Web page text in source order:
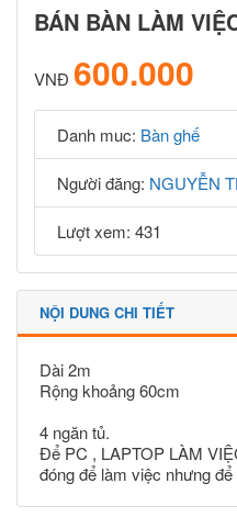
BÁN BÀN LÀM
VNĐ 600.000
Danh muc: Bàn ghế
Người đăng: NGUYỄN
Lượt xem: 431
NỘI DUNG CHI TIẾT
Dài 2m
Rộng khoảng 60cm
4 ngăn tủ.
Để PC , LAPTOP LÀM
đóng để làm việc nhưng